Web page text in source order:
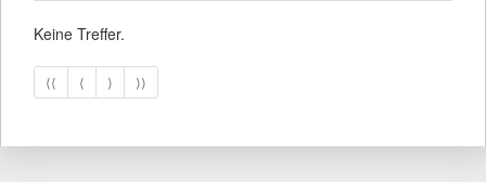
Keine Treffer.
⟨⟨ ⟨ ⟩ ⟩⟩